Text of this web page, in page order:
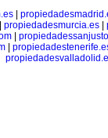
propiedadesmurcia.es
|
|